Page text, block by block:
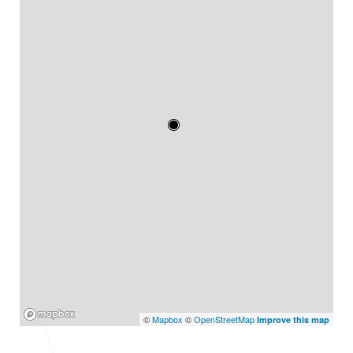
©Mapbox ©OpenStreetMap Improve this map